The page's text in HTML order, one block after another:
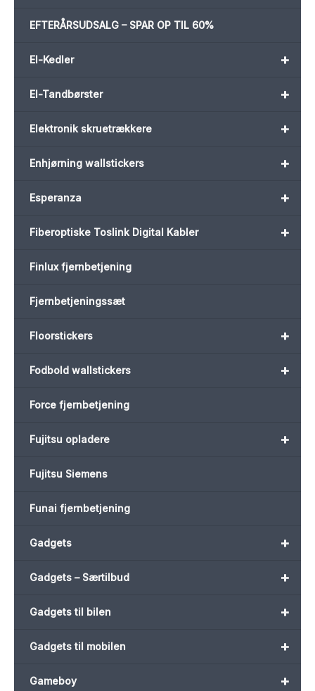
EFTERÅRSUDSALG – SPAR OP TIL 60%
+
El-Kedler
+
El-Tandbørster
+
Elektronik skruetrækkere
+
Enhjørning wallstickers
+
Esperanza
+
Fiberoptiske Toslink Digital Kabler
Finlux fjernbetjening
Fjernbetjeningssæt
+
Floorstickers
+
Fodbold wallstickers
Force fjernbetjening
+
Fujitsu opladere
Fujitsu Siemens
Funai fjernbetjening
+
Gadgets
+
Gadgets – Særtilbud
+
Gadgets til bilen
+
Gadgets til mobilen
+
Gameboy